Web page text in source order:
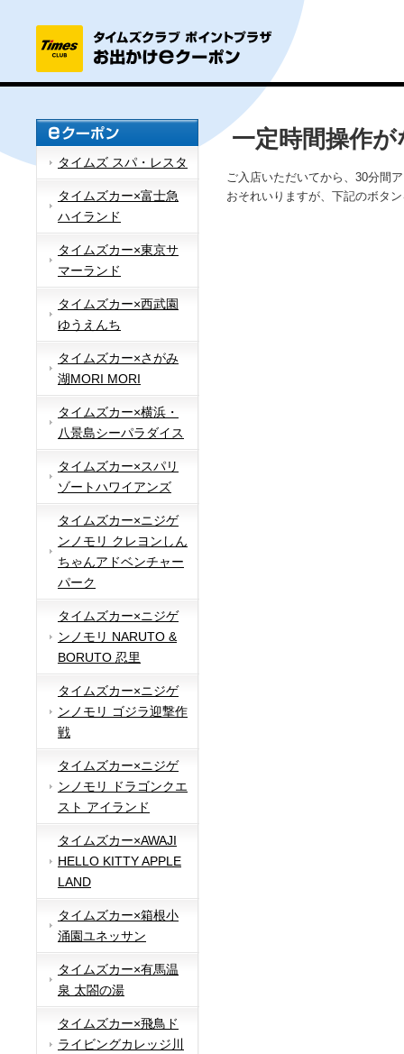
タイムズ スパ・レスタ
タイムズカー×富士急
ハイランド
タイムズカー×東京サ
マーランド
タイムズカー×西武園
ゆうえんち
タイムズカー×さがみ
湖MORI MORI
タイムズカー×横浜・
八景島シーパラダイス
タイムズカー×スパリ
ゾートハワイアンズ
タイムズカー×ニジゲ
ンノモリ クレヨンしん
ちゃんアドベンチャー
パーク
タイムズカー×ニジゲ
ンノモリ NARUTO &
BORUTO 忍里
タイムズカー×ニジゲ
ンノモリ ゴジラ迎撃作
戦
タイムズカー×ニジゲ
ンノモリ ドラゴンクエ
スト アイランド
タイムズカー×AWAJI
HELLO KITTY APPLE
LAND
タイムズカー×箱根小
涌園ユネッサン
タイムズカー×有馬温
泉 太閤の湯
タイムズカー×飛鳥ド
ライビングカレッジ川
一定時間操作
ご入店いただいてから、30分間
おそれいりますが、下記のボタ